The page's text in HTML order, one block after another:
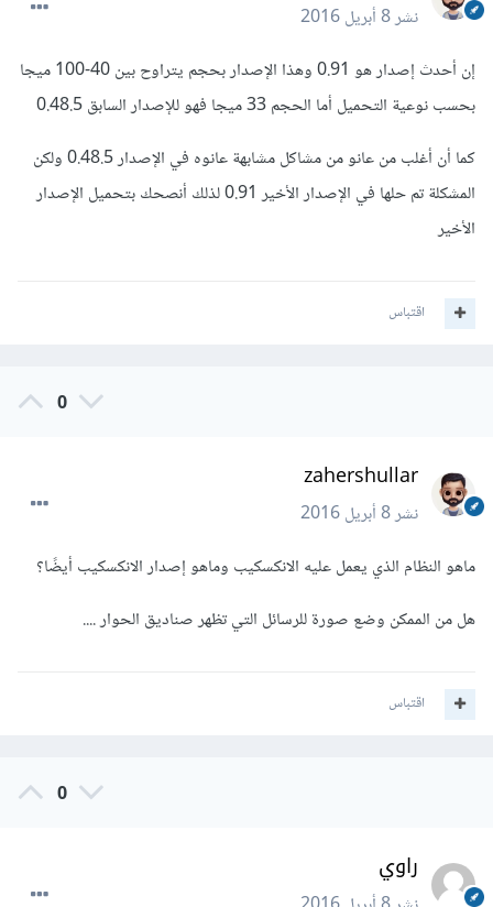
نشر8 أبريل 2016
إن أحدث إصدار هو 0.91 وهذا الإصدار بحجم يتراوح بين 40-100 ميجا
بحسب نوعية التحميل أما الحجم 33 ميجا فهو للإصدار السابق 0.48.5
كما أن أغلب من عانو من مشاكل مشابهة عانوه في الإصدار 0.48.5 ولكن
المشكلة تم حلها في الإصدار الأخير 0.91 لذلك أنصحك بتحميل الإصدار
الأخير
اقتباس
0
zahershullar
نشر8 أبريل 2016
ماهو النظام الذي يعمل عليه الانكسكيب وماهو إصدار الانكسكيب أيضًا؟
هل من الممكن وضع صورة للرسائل التي تظهر صناديق الحوار ....
اقتباس
0
راوي